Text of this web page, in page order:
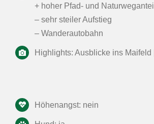
+ hoher Pfad- und Naturweganteil
– sehr steiler Aufstieg
– Wanderautobahn
Highlights: Ausblicke ins Maifeld
Höhenangst: nein